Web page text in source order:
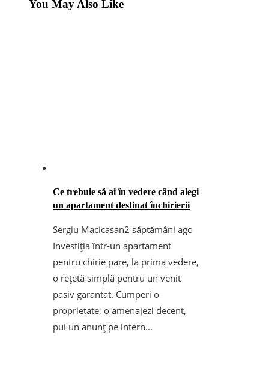
You May Also Like
Ce trebuie să ai în vedere când alegi
un apartament destinat închirierii
Sergiu Macicasan2 săptămâni ago
Investiția într-un apartament
pentru chirie pare, la prima vedere,
o rețetă simplă pentru un venit
pasiv garantat. Cumperi o
proprietate, o amenajezi decent,
pui un anunț pe intern...